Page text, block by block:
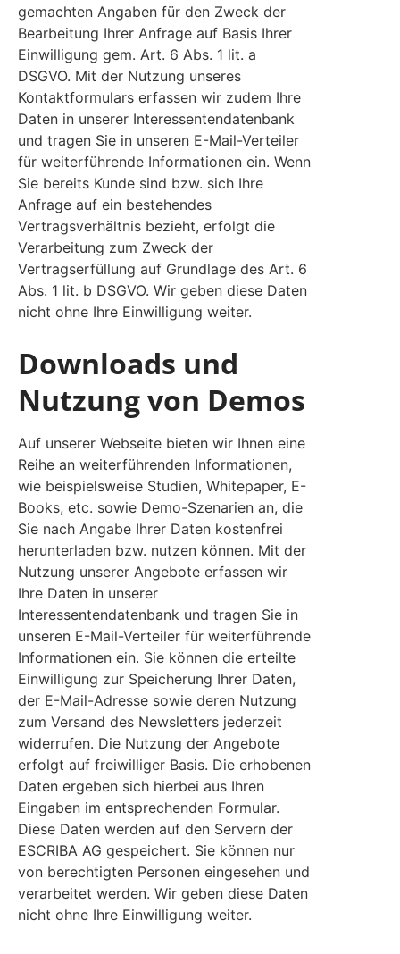
gemachten Angaben für den Zweck der
Bearbeitung Ihrer Anfrage auf Basis Ihrer
Einwilligung gem. Art. 6 Abs. 1 lit. a
DSGVO. Mit der Nutzung unseres
Kontaktformulars erfassen wir zudem Ihre
Daten in unserer Interessentendatenbank
und tragen Sie in unseren E-Mail-Verteiler
für weiterführende Informationen ein. Wenn
Sie bereits Kunde sind bzw. sich Ihre
Anfrage auf ein bestehendes
Vertragsverhältnis bezieht, erfolgt die
Verarbeitung zum Zweck der
Vertragserfüllung auf Grundlage des Art. 6
Abs. 1 lit. b DSGVO. Wir geben diese Daten
nicht ohne Ihre Einwilligung weiter.
Downloads und
Nutzung von Demos
Auf unserer Webseite bieten wir Ihnen eine
Reihe an weiterführenden Informationen,
wie beispielsweise Studien, Whitepaper, E-
Books, etc. sowie Demo-Szenarien an, die
Sie nach Angabe Ihrer Daten kostenfrei
herunterladen bzw. nutzen können. Mit der
Nutzung unserer Angebote erfassen wir
Ihre Daten in unserer
Interessentendatenbank und tragen Sie in
unseren E-Mail-Verteiler für weiterführende
Informationen ein. Sie können die erteilte
Einwilligung zur Speicherung Ihrer Daten,
der E-Mail-Adresse sowie deren Nutzung
zum Versand des Newsletters jederzeit
widerrufen. Die Nutzung der Angebote
erfolgt auf freiwilliger Basis. Die erhobenen
Daten ergeben sich hierbei aus Ihren
Eingaben im entsprechenden Formular.
Diese Daten werden auf den Servern der
ESCRIBA AG gespeichert. Sie können nur
von berechtigten Personen eingesehen und
verarbeitet werden. Wir geben diese Daten
nicht ohne Ihre Einwilligung weiter.